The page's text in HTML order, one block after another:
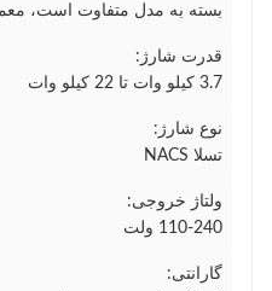
بسته به مدل متفاوت است،
قدرت شارژ:
3.7 کیلو وات تا 22 کیلو وات
نوع شارژ:
تسلا NACS
ولتاژ خروجی:
110-240 ولت
گارانتی: